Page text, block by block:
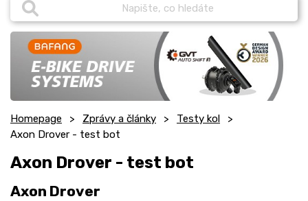
Homepage Zprávy a články
Testy kol
Axon Drover - test bot
Axon Drover - test bot
Axon Drover